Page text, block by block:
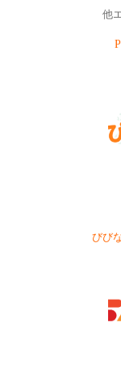
他
びび